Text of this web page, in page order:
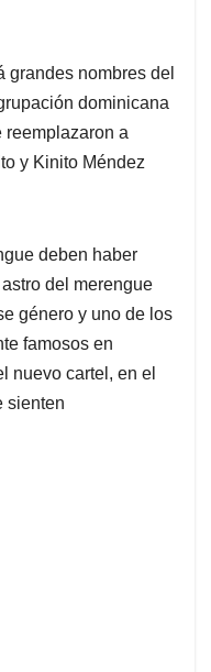
grandes nombres del
dominicana
reemplazaron a
y Kinito Méndez
deben haber
del merengue
género y uno de los
famosos en
nuevo cartel, en el
sienten